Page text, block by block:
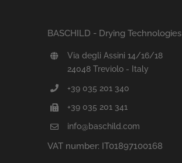
BASCHILD - Drying Technologies
Via degli Assini 14/16/18
24048 Treviolo - Italy
+39 035 201 340
+39 035 201 341
info@baschild.com
VAT number: IT01897100168